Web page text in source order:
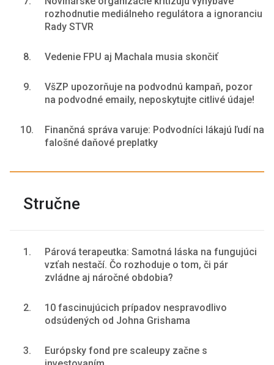
rozhodnutie mediálneho regulátora a ignoranciu
Rady STVR
8. Vedenie FPU aj Machala musia skončiť
9.
VšZP upozorňuje na podvodnú kampaň, pozor
na podvodné emaily, neposkytujte citlivé údaje!
10.
Finančná správa varuje: Podvodníci lákajú ľudí na
falošné daňové preplatky
Stručne
1.
Párová terapeutka: Samotná láska na fungujúci
vzťah nestačí. Čo rozhoduje o tom, či pár
zvládne aj náročné obdobia?
2.
10 fascinujúcich prípadov nespravodlivo
odsúdených od Johna Grishama
3.
Európsky fond pre scaleupy začne s